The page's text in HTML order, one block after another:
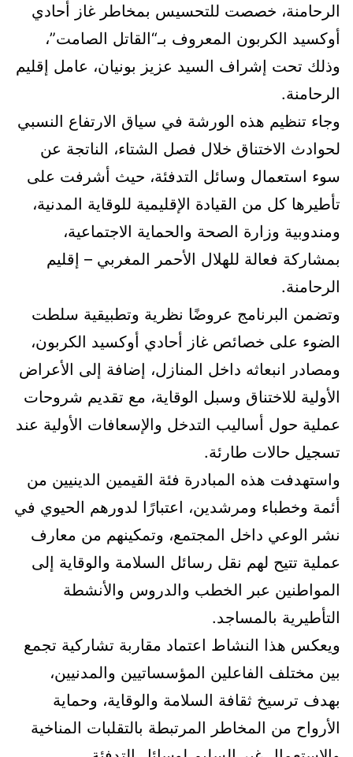
الرحامنة، خصصت للتحسيس بمخاطر غاز أحادي
أوكسيد الكربون المعروف بـ“القاتل الصامت”،
وذلك تحت إشراف السيد عزيز بونيان، عامل إقليم
الرحامنة.
وجاء تنظيم هذه الورشة في سياق الارتفاع النسبي
لحوادث الاختناق خلال فصل الشتاء، الناتجة عن
سوء استعمال وسائل التدفئة، حيث أشرفت على
تأطيرها كل من القيادة الإقليمية للوقاية المدنية،
ومندوبية وزارة الصحة والحماية الاجتماعية،
بمشاركة فعالة للهلال الأحمر المغربي – إقليم
الرحامنة.
وتضمن البرنامج عروضًا نظرية وتطبيقية سلطت
الضوء على خصائص غاز أحادي أوكسيد الكربون،
ومصادر انبعاثه داخل المنازل، إضافة إلى الأعراض
الأولية للاختناق وسبل الوقاية، مع تقديم شروحات
عملية حول أساليب التدخل والإسعافات الأولية عند
تسجيل حالات طارئة.
واستهدفت هذه المبادرة فئة القيمين الدينيين من
أئمة وخطباء ومرشدين، اعتبارًا لدورهم الحيوي في
نشر الوعي داخل المجتمع، وتمكينهم من معارف
عملية تتيح لهم نقل رسائل السلامة والوقاية إلى
المواطنين عبر الخطب والدروس والأنشطة
التأطيرية بالمساجد.
ويعكس هذا النشاط اعتماد مقاربة تشاركية تجمع
بين مختلف الفاعلين المؤسساتيين والمدنيين،
بهدف ترسيخ ثقافة السلامة والوقاية، وحماية
الأرواح من المخاطر المرتبطة بالتقلبات المناخية